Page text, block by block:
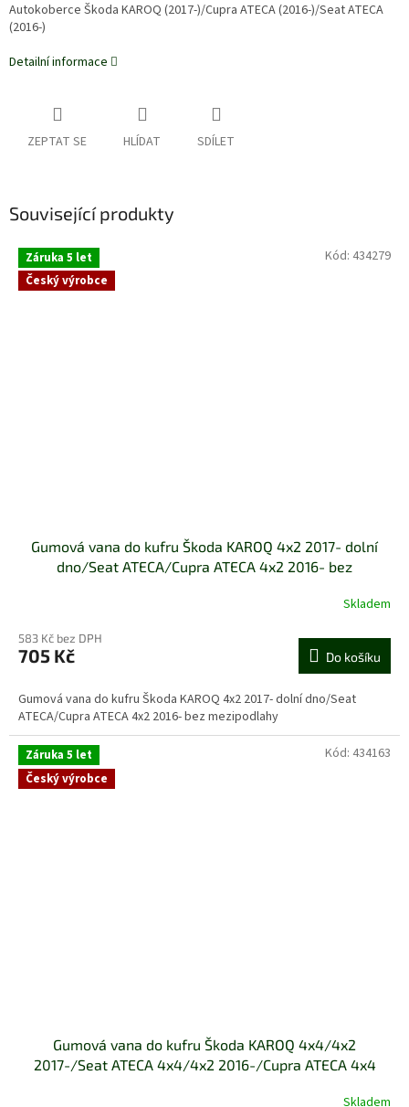
Autokoberce Škoda KAROQ (2017-)/Cupra ATECA (2016-)/Seat ATECA
(2016-)
Detailní informace
ZEPTAT SE HLÍDAT SDÍLET
Související produkty
Záruka 5 let
Český výrobce
Gumová vana do kufru Škoda KAROQ 4x2 2017- dolní
dno/Seat ATECA/Cupra ATECA 4x2 2016- bez
produktu
je
z
5
hvězdiček.
Skladem
583 Kč bez DPH
705 Kč Do košíku
Gumová vana do kufru Škoda KAROQ 4x2 2017- dolní dno/Seat
ATECA/Cupra ATECA 4x2 2016- bez mezipodlahy
Kód: 434279
Záruka 5 let
Český výrobce
Gumová vana do kufru Škoda KAROQ 4x4/4x2
2017-/Seat ATECA 4x4/4x2 2016-/Cupra ATECA 4x4
Skladem
Kód: 434163